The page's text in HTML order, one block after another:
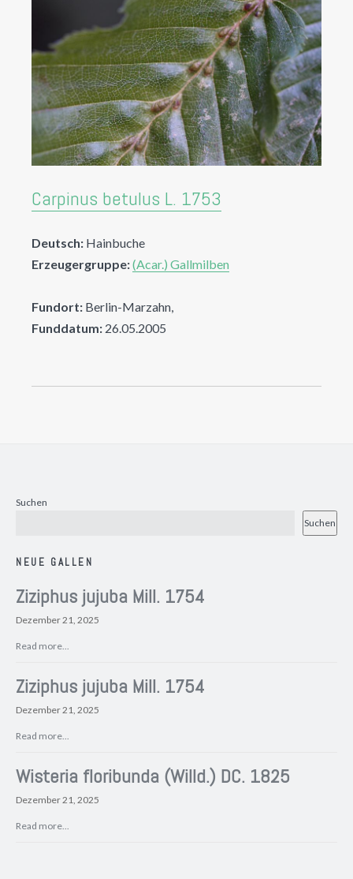
Carpinus betulus L. 1753
Deutsch: Hainbuche
Erzeugergruppe:(Acar.) Gallmilben
Fundort: Berlin-Marzahn,
Funddatum: 26.05.2005
Suchen
Suchen
NEUE GALLEN
Ziziphus jujuba Mill. 1754
Dezember 21, 2025
Read more...
Ziziphus jujuba Mill. 1754
Dezember 21, 2025
Read more...
Wisteria floribunda (Willd.) DC. 1825
Dezember 21, 2025
Read more...